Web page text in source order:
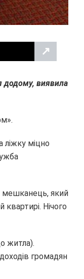
↗
додому, виявила
ліжку міцно
мешканець, який
Нічого
житла).
громадян